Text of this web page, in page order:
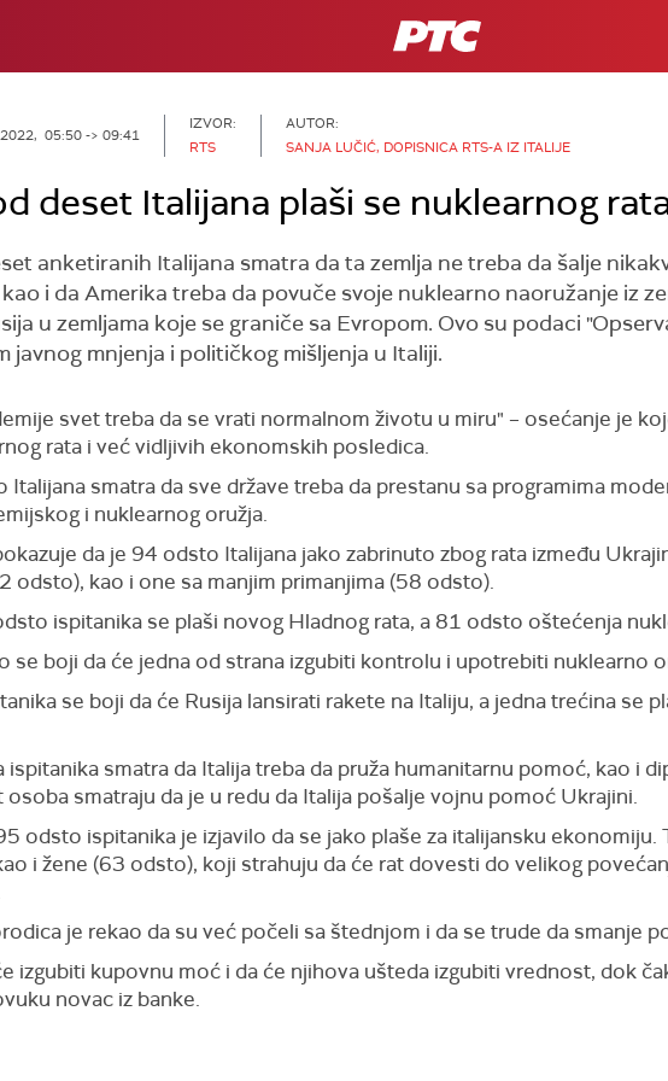
RTS
05:50 -> 09:41
IZVOR:
RTS
AUTOR:
SANJA LUČIĆ, DOPISNICA RTS-A IZ ITALIJE
deset Italijana plaši se nuklearnog
anketiranih Italijana smatra da ta zemlja ne treba da šalje
i da Amerika treba da povuče svoje nuklearno naoružanje iz
u zemljama koje se graniče sa Evropom. Ovo su podaci
javnog mnjenja i političkog mišljenja u Italiji.
svet treba da se vrati normalnom životu u miru" – osećanje je
rata i već vidljivih ekonomskih posledica.
Italijana smatra da sve države treba da prestanu sa programima
i nuklearnog oružja.
da je 94 odsto Italijana jako zabrinuto zbog rata između
odsto), kao i one sa manjim primanjima (58 odsto).
ispitanika se plaši novog Hladnog rata, a 81 odsto oštećenja
se boji da će jedna od strana izgubiti kontrolu i upotrebiti nuklearno
se boji da će Rusija lansirati rakete na Italiju, a jedna trećina se
ispitanika smatra da Italija treba da pruža humanitarnu pomoć, kao i
osoba smatraju da je u redu da Italija pošalje vojnu pomoć Ukrajini.
odsto ispitanika je izjavilo da se jako plaše za italijansku ekonomiju.
i žene (63 odsto), koji strahuju da će rat dovesti do velikog
je rekao da su već počeli sa štednjom i da se trude da smanje
izgubiti kupovnu moć i da će njihova ušteda izgubiti vrednost, dok
novac iz banke.